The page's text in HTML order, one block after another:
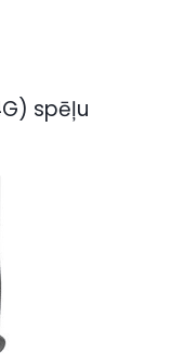
spēļu